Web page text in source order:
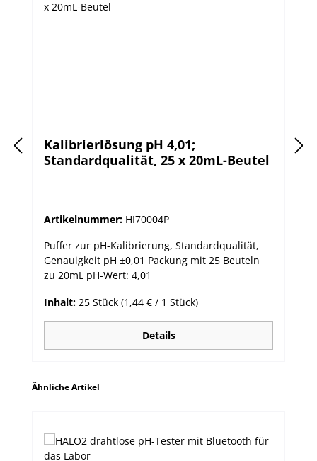
Kalibrierlösung pH 4,01;
Standardqualität, 25 x 20mL-Beutel
Artikelnummer: HI70004P
Puffer zur pH-Kalibrierung, Standardqualität,
Genauigkeit pH ±0,01 Packung mit 25 Beuteln
zu 20mL pH-Wert: 4,01
Inhalt: 25 Stück (1,44 € / 1 Stück)
Details
Produktgalerie überspringen
Ähnliche Artikel